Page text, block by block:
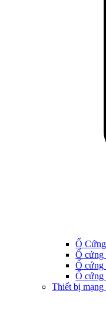
Ổ
Ổ cứng
Ổ cứng
Ổ cứng
Thiết bị